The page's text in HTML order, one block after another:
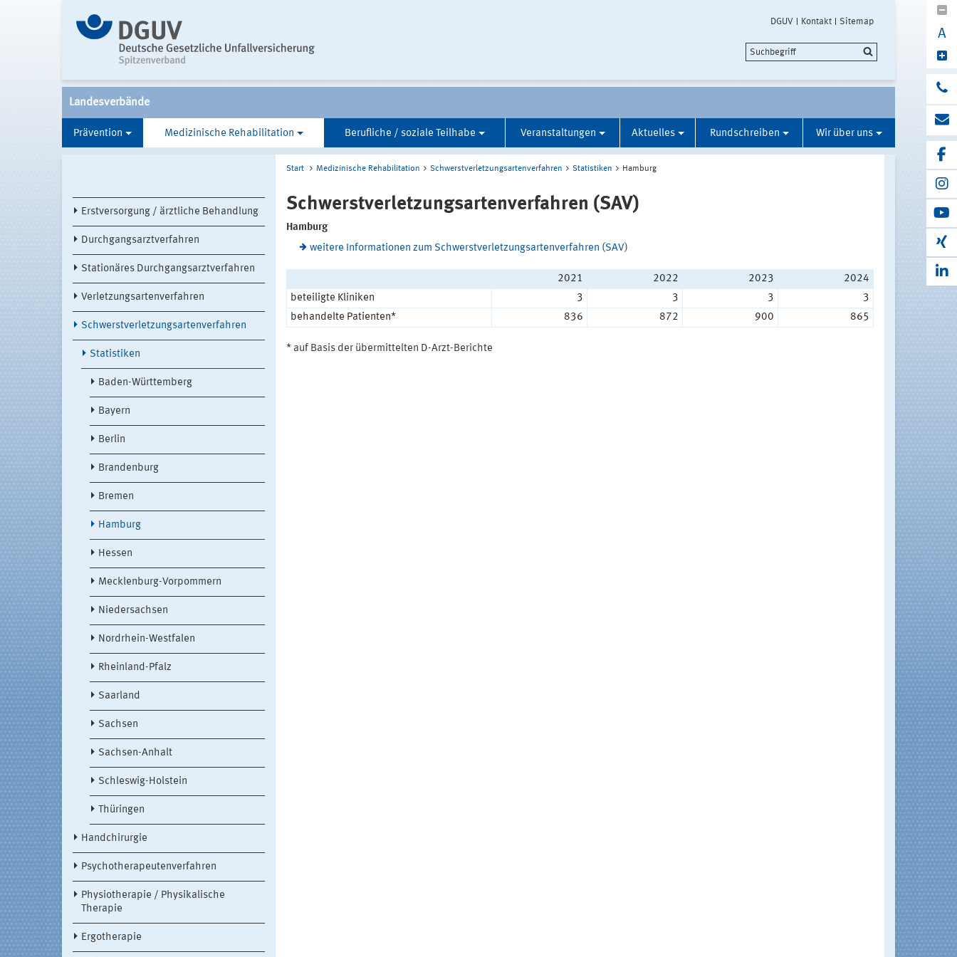
DGUV Kontakt Sitemap
A
Landesverbände
Prävention Medizinische Rehabilitation Berufliche / soziale Teilhabe Veranstaltungen Aktuelles Rundschreiben Wir über uns
Erstversorgung / ärztliche Behandlung
Durchgangsarztverfahren
Stationäres Durchgangsarztverfahren
Verletzungsartenverfahren
Schwerstverletzungsartenverfahren
Statistiken
Baden-Württemberg
Bayern
Berlin
Brandenburg
Bremen
Hamburg
Hessen
Mecklenburg-Vorpommern
Niedersachsen
Nordrhein-Westfalen
Rheinland-Pfalz
Saarland
Sachsen
Sachsen-Anhalt
Schleswig-Holstein
Thüringen
Handchirurgie
Psychotherapeutenverfahren
Physiotherapie / Physikalische
Therapie
Ergotherapie
Start Medizinische Rehabilitation Schwerstverletzungsartenverfahren Statistiken Hamburg
Schwerstverletzungsartenverfahren (SAV)
Hamburg
weitere Informationen zum Schwerstverletzungsartenverfahren (SAV)
2021 2022 2023
2024
beteiligte Kliniken
3 3 3
3
behandelte Patienten*
836 872 900 865
* auf Basis der übermittelten D-Arzt-Berichte